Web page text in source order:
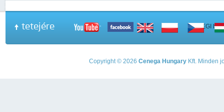
tetejére A PEGI
Copyright © 2026 Cenega Hungary Kft. Minden